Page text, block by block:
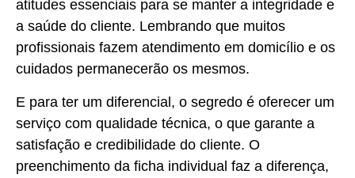
atitudes essenciais para se manter a integridade e
a saúde do cliente. Lembrando que muitos
profissionais fazem atendimento em domicílio e os
cuidados permanecerão os mesmos.
E para ter um diferencial, o segredo é oferecer um
serviço com qualidade técnica, o que garante a
satisfação e credibilidade do cliente. O
preenchimento da ficha individual faz a diferença,